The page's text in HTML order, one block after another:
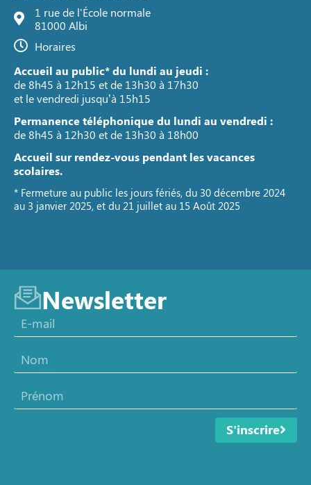
1 rue de l'École normale
81000 Albi
Horaires
Accueil au public* du lundi au jeudi :
de 8h45 à 12h15 et de 13h30 à 17h30
et le vendredi jusqu’à 15h15
Permanence téléphonique du lundi au vendredi :
de 8h45 à 12h30 et de 13h30 à 18h00
Accueil sur rendez-vous pendant les vacances
scolaires.
* Fermeture au public les jours fériés, du 30 décembre 2024
au 3 janvier 2025, et du 21 juillet au 15 Août 2025
Newsletter
S'inscrire